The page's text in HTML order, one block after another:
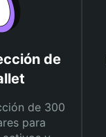
de
de 300
para